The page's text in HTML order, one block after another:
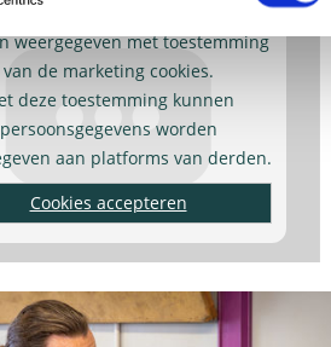
inhoud (Youtube) kan alleen
weergegeven met toestemming
van de marketing cookies.
deze toestemming kunnen
persoonsgegevens worden
aan platforms van derden.
Cookies accepteren